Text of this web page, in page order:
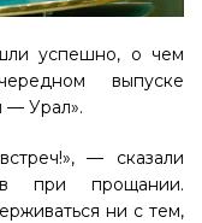
успешно, о чем
выпуске
— Урал».
— сказали
при прощании.
ни с тем,